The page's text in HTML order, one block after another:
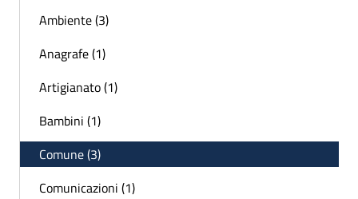
Ambiente (3)
Anagrafe (1)
Artigianato (1)
Bambini (1)
Comune (3)
Comunicazioni (1)